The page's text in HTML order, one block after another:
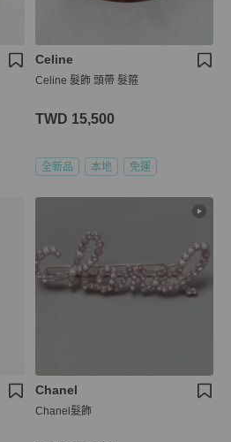
Celine
Celine 髮飾 頭帶 髮箍
TWD 15,500
全新品 本地 免運
Chanel
Chanel髮飾